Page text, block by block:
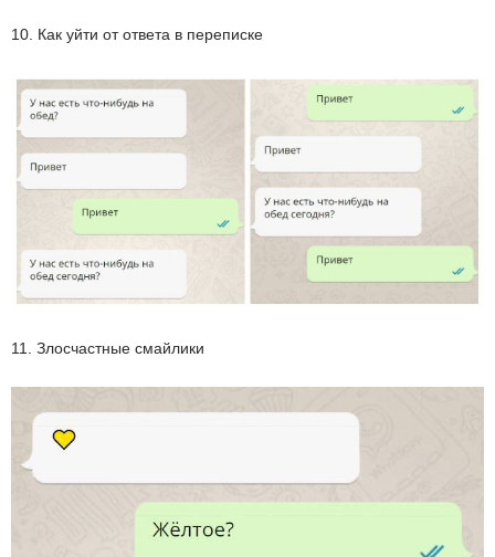
10. Как уйти от ответа в переписке
11. Злосчастные смайлики